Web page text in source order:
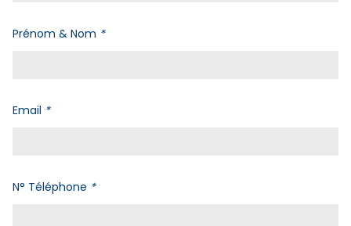
Prénom & Nom *
Email *
N° Téléphone *